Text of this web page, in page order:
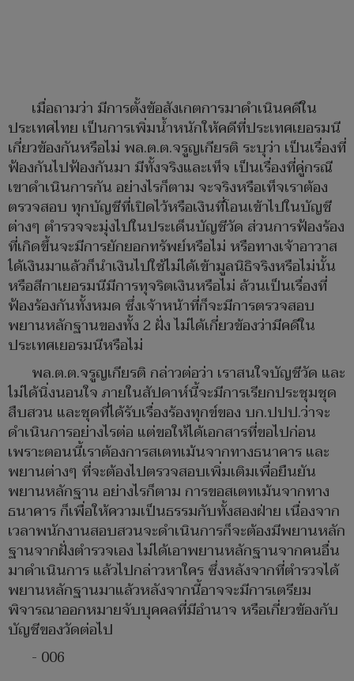
เมื่อถามว่า มีการตั้งข้อสังเกตการมาดำเนินคดีใน
ประเทศไทย เป็นการเพิ่มน้ำหนักให้คดีที่ประเทศเยอรมนี
เกี่ยวข้องกันหรือไม่ พล.ต.ต.จรูญเกียรติ ระบุว่า เป็นเรื่องที่
ฟ้องกันไปฟ้องกันมา มีทั้งจริงและเท็จ เป็นเรื่องที่คู่กรณี
เขาดำเนินการกัน อย่างไรก็ตาม จะจริงหรือเท็จเราต้อง
ตรวจสอบ ทุกบัญชีที่เปิดไว้หรือเงินที่โอนเข้าไปในบัญชี
ต่างๆ ตำรวจจะมุ่งไปในประเด็นบัญชีวัด ส่วนการฟ้องร้อง
ที่เกิดขึ้นจะมีการยักยอกทรัพย์หรือไม่ หรือทางเจ้าอาวาส
ได้เงินมาแล้วก็นำเงินไปใช้ไม่ได้เข้ามูลนิธิจริงหรือไม่นั้น
หรือสีกาเยอรมนีมีการทุจริตเงินหรือไม่ ล้วนเป็นเรื่องที่
ฟ้องร้องกันทั้งหมด ซึ่งเจ้าหน้าที่ก็จะมีการตรวจสอบ
พยานหลักฐานของทั้ง 2 ฝั่ง ไม่ได้เกี่ยวข้องว่ามีคดีใน
ประเทศเยอรมนีหรือไม่
พล.ต.ต.จรูญเกียรติ กล่าวต่อว่า เราสนใจบัญชีวัด และ
ไม่ได้นิ่งนอนใจ ภายในสัปดาห์นี้จะมีการเรียกประชุมชุด
สืบสวน และชุดที่ได้รับเรื่องร้องทุกข์ของ บก.ปปป.ว่าจะ
ดำเนินการอย่างไรต่อ แต่ขอให้ได้เอกสารที่ขอไปก่อน
เพราะตอนนี้เราต้องการสเตทเม้นจากทางธนาคาร และ
พยานต่างๆ ที่จะต้องไปตรวจสอบเพิ่มเติมเพื่อยืนยัน
พยานหลักฐาน อย่างไรก็ตาม การขอสเตทเม้นจากทาง
ธนาคาร ก็เพื่อให้ความเป็นธรรมกับทั้งสองฝ่าย เนื่องจาก
เวลาพนักงานสอบสวนจะดำเนินการก็จะต้องมีพยานหลัก
ฐานจากฝั่งตำรวจเอง ไม่ได้เอาพยานหลักฐานจากคนอื่น
มาดำเนินการ แล้วไปกล่าวหาใคร ซึ่งหลังจากที่ตำรวจได้
พยานหลักฐานมาแล้วหลังจากนี้อาจจะมีการเตรียม
พิจารณาออกหมายจับบุคคลที่มีอำนาจ หรือเกี่ยวข้องกับ
บัญชีของวัดต่อไป
- 006